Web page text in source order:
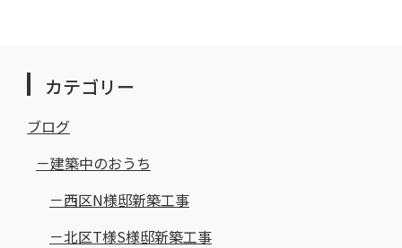
カテゴリー
ブログ
建築中のおうち
西区N様邸新築工事
北区T様S様邸新築工事